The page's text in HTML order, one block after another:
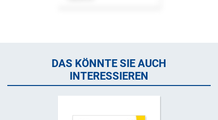
DAS KÖNNTE SIE AUCH
INTERESSIEREN